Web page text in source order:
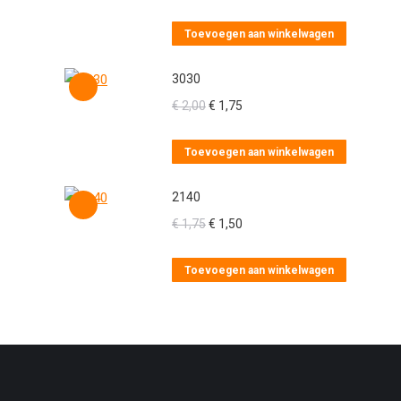
Toevoegen aan winkelwagen
3030
€2,00Oorspronkelijke
was:
€ 1,75
is:
Toevoegen aan winkelwagen
2140
€1,75Oorspronkelijke
was:
€ 1,50
is:
Toevoegen aan winkelwagen